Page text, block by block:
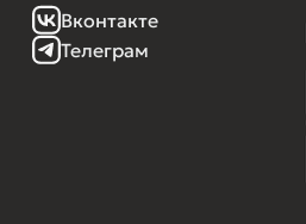
Вконтакте
Телеграм